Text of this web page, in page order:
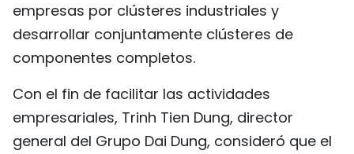
empresas por clústeres industriales y
desarrollar conjuntamente clústeres de
componentes completos.
Con el fin de facilitar las actividades
empresariales, Trinh Tien Dung, director
general del Grupo Dai Dung, consideró que el